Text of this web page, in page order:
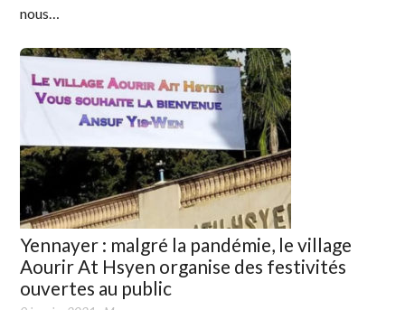
nous…
Yennayer : malgré la pandémie, le village
Aourir At Hsyen organise des festivités
ouvertes au public